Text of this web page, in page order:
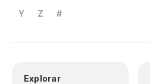
Y
Z #
Explorar